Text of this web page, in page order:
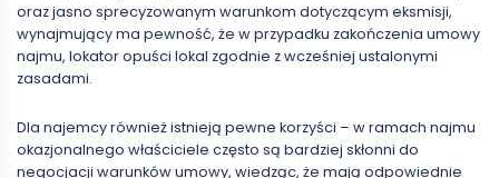
oraz jasno sprecyzowanym warunkom dotyczącym eksmisji,
wynajmujący ma pewność, że w przypadku zakończenia umowy
najmu, lokator opuści lokal zgodnie z wcześniej ustalonymi
zasadami.
Dla najemcy również istnieją pewne korzyści – w ramach najmu
okazjonalnego właściciele często są bardziej skłonni do
negocjacji warunków umowy, wiedząc, że mają odpowiednie